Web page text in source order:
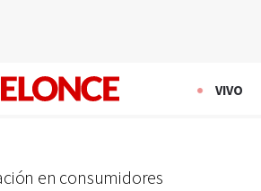
VIVO
en consumidores